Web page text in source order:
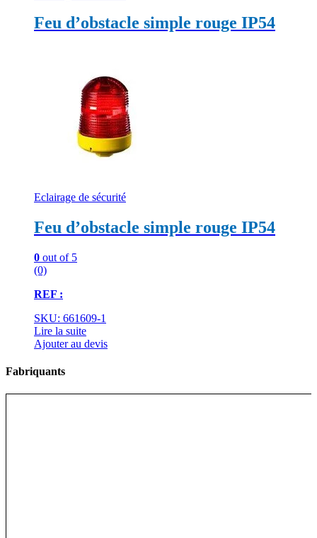
Feu d’obstacle simple rouge IP54
Eclairage de sécurité
Feu d’obstacle simple rouge IP54
0 out of 5
(0)
REF :
SKU: 661609-1
Lire la suite
Ajouter au devis
Fabriquants